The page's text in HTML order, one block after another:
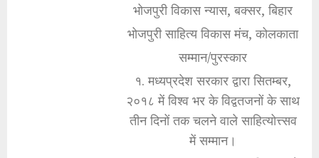
भोजपुरी विकास न्यास, बक्सर, बिहार
भोजपुरी साहित्य विकास मंच, कोलकाता
सम्मान/पुरस्कार
१. मध्यप्रदेश सरकार द्वारा सितम्बर,
२०१८ में विश्व भर के विद्वतजनों के साथ
तीन दिनों तक चलने वाले साहित्योत्त्सव
में सम्मान।